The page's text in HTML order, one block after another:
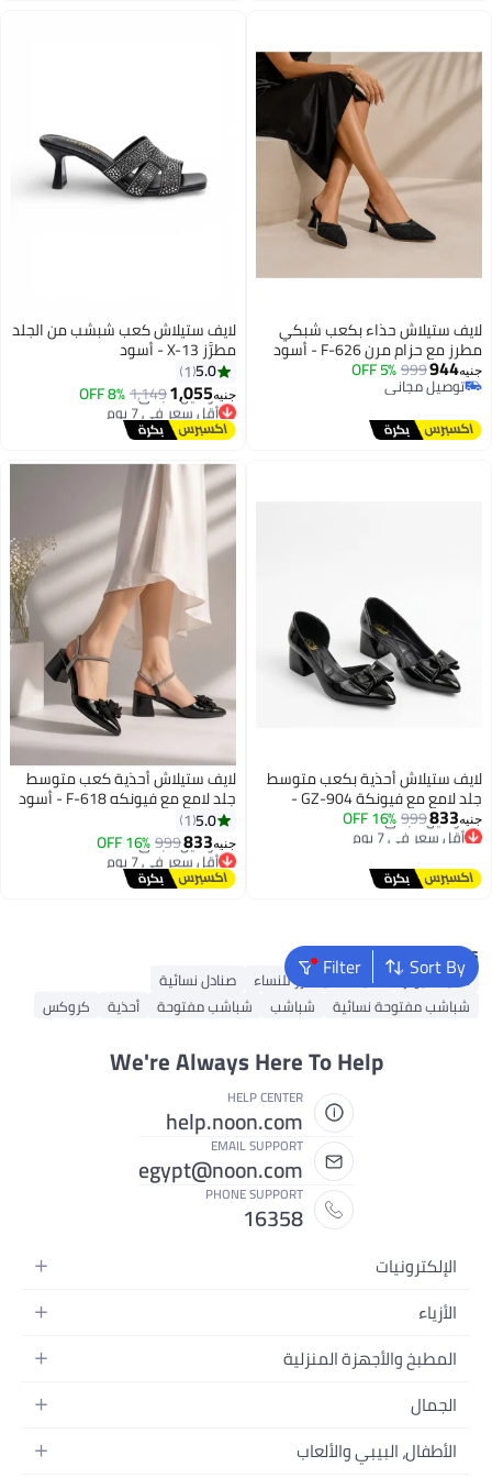
لايف ستيلاش حذاء بكعب شبكي
مطرز مع حزام مرن F-626 - أسود
جنيه944
999
5% OFF
توصيل مجاني
توصيل مجاني
لايف ستيلاش كعب شبشب من الجلد
مطرَّز X-13 - أسود
5.0
1
جنيه1,055
1,149
8% OFF
أقل سعر في 7 يوم
توصيل مجاني
أقل سعر في 7 يوم
لايف ستيلاش أحذية بكعب متوسط
جلد لامع مع فيونكة GZ-904 -
أسود
جنيه833
999
16% OFF
أقل سعر في 7 يوم
أقل سعر في 7 يوم
لايف ستيلاش أحذية كعب متوسط
جلد لامع مع فيونكه F-618 - أسود
5.0
1
جنيه833
999
16% OFF
أقل سعر في 7 يوم
توصيل مجاني
أقل سعر في 7 يوم
Sort By
FilterPopular Searches
أحذية ميولز أحذية سكيتشرز للنساء
صنادل نسائية
شباشب مفتوحة نسائية
شباشب شباشب مفتوحة أحذية كروكس
We're Always Here To Help
HELP CENTER
help.noon.com
EMAIL SUPPORT
egypt@noon.com
PHONE SUPPORT
16358
الإلكترونيات
الهواتف المتحركة
أجهزة الكمبيوتر المحمولة
الأجهزة المنزلية
التلفزيونات
الأزياء
أزياء نسائية
أزياء البنات
أزياء الأولاد
المطبخ والأجهزة المنزلية
المطبخ وأدوات الطعام
مستلزمات الحمام
الجمال
العطور النسائية
الأطفال، البيبي والألعاب